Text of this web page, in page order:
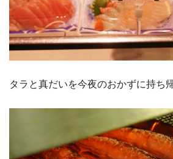
タラと真だいを今夜のおかずに持ち帰